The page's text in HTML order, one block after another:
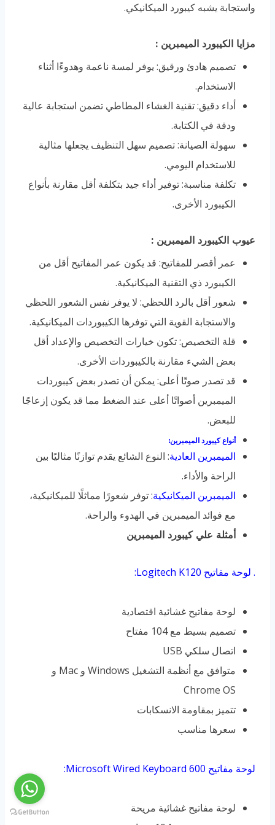
واستجابة يشبه كيبورد الميكانيكي.
مزايا الكيبورد الميمبرين :
تصميم هادئ ورقيق: يوفر لمسة ناعمة وهدوءًا أثناء
الاستخدام.
أداء دقيق: تقنية الغشاء المطاطي تضمن استجابة عالية
ودقة في الكتابة.
سهولة الصيانة: تصميم سهل التنظيف يجعلها مثالية
للاستخدام اليومي.
تكلفة مناسبة: توفير أداء جيد بتكلفة أقل مقارنة بأنواع
الكيبورد الأخرى.
عيوب الكيبورد الميمبرين :
عمر أقصر للمفاتيح: قد يكون عمر المفاتيح أقل من
الكيبورد ذي التقنية الميكانيكية.
شعور أقل بالرد اللحظي: لا يوفر نفس الشعور اللحظي
والاستجابة القوية التي توفرها الكيبوردات الميكانيكية.
قلة التخصيص: تكون خيارات التخصيص والإعداد أقل
بعض الشيء مقارنة بالكيبوردات الأخرى.
قد تصدر صوتًا أعلى: يمكن أن تصدر بعض كيبوردات
الميمبرين أصواتًا أعلى عند الضغط مما قد يكون إزعاجًا
للبعض.
أنواع كيبورد الميمبرين:
الميمبرين العادية: النوع الشائع يقدم توازنًا مثاليًا بين
الراحة والأداء.
الميمبرين الميكانيكية: توفر شعورًا مماثلًا للميكانيكية،
مع فوائد الميمبرين في الهدوء والراحة.
أمثلة علي كيبورد الميمبرين
. لوحة مفاتيح Logitech K120:
لوحة مفاتيح غشائية اقتصادية
تصميم بسيط مع 104 مفتاح
اتصال سلكي USB
متوافق مع أنظمة التشغيل Windows و Mac و
Chrome OS
تتميز بمقاومة الانسكابات
سعرها مناسب
لوحة مفاتيح Microsoft Wired Keyboard 600:
لوحة مفاتيح غشائية مريحة